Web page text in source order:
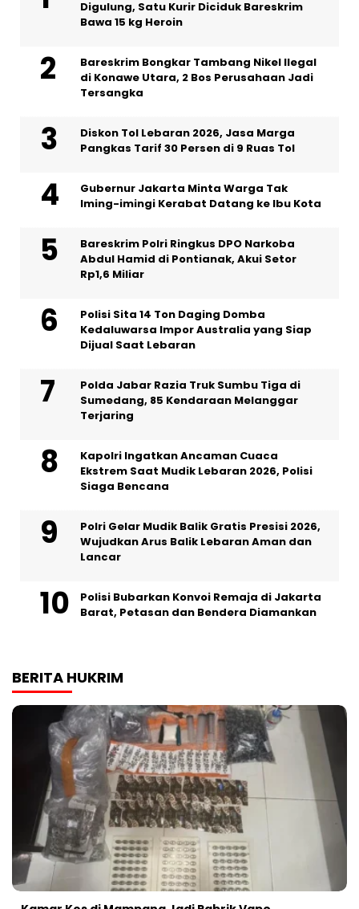
Digulung, Satu Kurir Diciduk Bareskrim
Bawa 15 kg Heroin
Bareskrim Bongkar Tambang Nikel Ilegal
di Konawe Utara, 2 Bos Perusahaan Jadi
Tersangka
Diskon Tol Lebaran 2026, Jasa Marga
Pangkas Tarif 30 Persen di 9 Ruas Tol
Gubernur Jakarta Minta Warga Tak
Iming-imingi Kerabat Datang ke Ibu Kota
Bareskrim Polri Ringkus DPO Narkoba
Abdul Hamid di Pontianak, Akui Setor
Rp1,6 Miliar
Polisi Sita 14 Ton Daging Domba
Kedaluwarsa Impor Australia yang Siap
Dijual Saat Lebaran
Polda Jabar Razia Truk Sumbu Tiga di
Sumedang, 85 Kendaraan Melanggar
Terjaring
Kapolri Ingatkan Ancaman Cuaca
Ekstrem Saat Mudik Lebaran 2026, Polisi
Siaga Bencana
Polri Gelar Mudik Balik Gratis Presisi 2026,
Wujudkan Arus Balik Lebaran Aman dan
Lancar
Polisi Bubarkan Konvoi Remaja di Jakarta
Barat, Petasan dan Bendera Diamankan
BERITA HUKRIM